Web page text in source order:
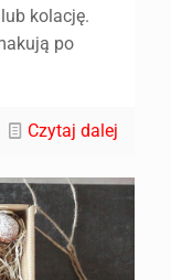
kolację.
po
Czytaj dalej